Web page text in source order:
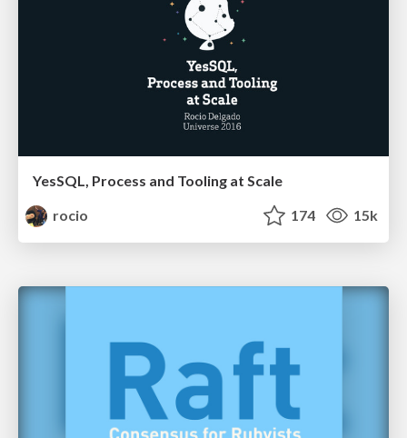
YesSQL, Process and Tooling at Scale
rocio
174 15k